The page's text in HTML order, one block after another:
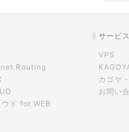
Routing
ウド for WEB
サービ
VPS
カゴヤ
お問い